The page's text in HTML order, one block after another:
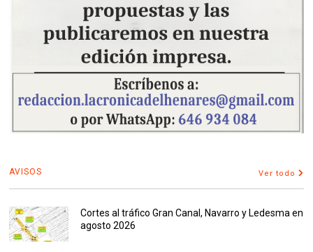
AVISOS Ver todo
Cortes al tráfico Gran Canal, Navarro y Ledesma en
agosto 2026